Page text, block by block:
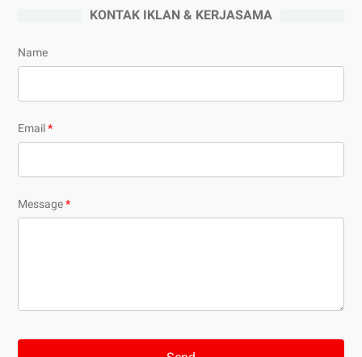
KONTAK IKLAN & KERJASAMA
Name
Email *
Message*